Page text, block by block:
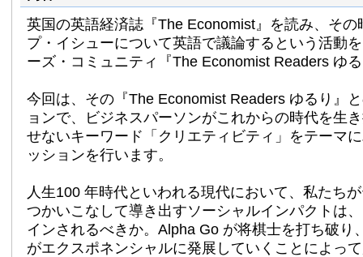
英国の英語経済誌『The Economist』を読み、その
プ・ イシューについて英語で議論するという活動
ーズ ・コミュニティ『The Economist Readers ゆ
今回は、その『The Economist Readers ゆるり』
ョンで、ビジネスパーソンがこれからの時代を生
せないキーワード「クリエティビティ」をテーマ
ッションを行います。
人生100 年時代といわれる現代において、私たち
つかいこなして導き出すソーシャルインパクトは
インされるべきか。Alpha Go が将棋士を打ち破り
がエクスポネンシャルに発展していくことによっ